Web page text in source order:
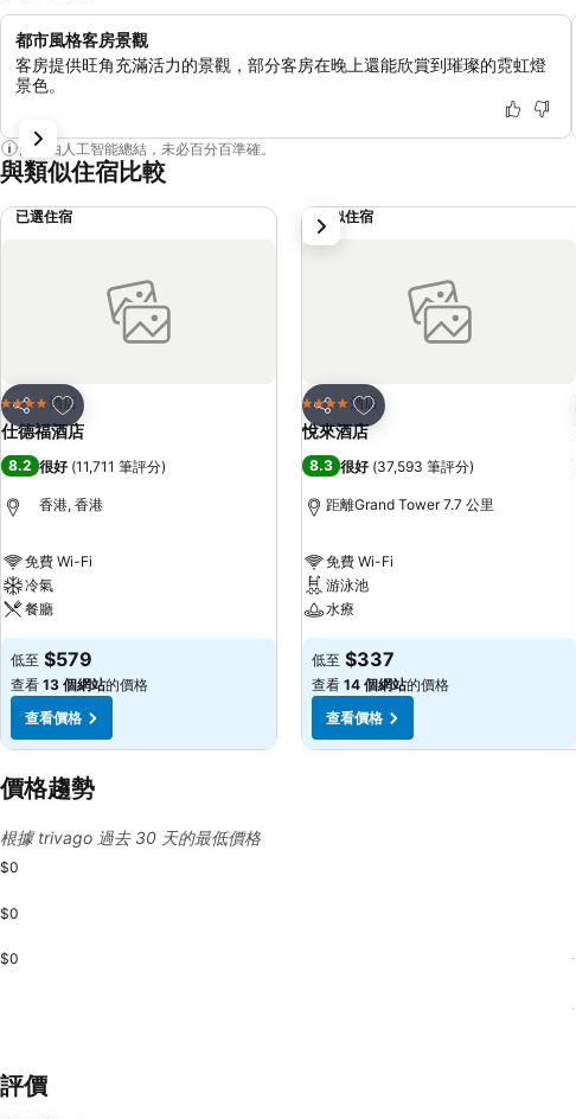
都市風格客房景觀
客房提供旺角充滿活力的景觀，部分客房在晚上還能欣賞到璀璨的霓虹燈
景色。
內容由人工智能總結，未必百分百準確。
與類似住宿比較
已選住宿
分享
放到收藏夾
4 星級 酒店
仕德福酒店
8.2 很好 (11,711 筆評分)
香港, 香港
免費 Wi-Fi
冷氣
餐廳
低至 $579
查看 13 個網站的價格
查看價格
類似住宿
分享
放到收藏夾
4 星級 酒店
悅來酒店
8.3 很好 (37,593 筆評分)
距離Grand Tower 7.7 公里
免費 Wi-Fi
游泳池
水療
低至 $337
查看 14 個網站的價格
查看價格
下一步
價格趨勢
根據 trivago 過去 30 天的最低價格
$0
$0
$0
評價